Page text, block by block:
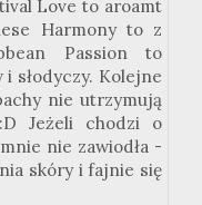
Love to aroamt
Harmony to z
Passion to
i słodyczy. Kolejne
nie utrzymują
Jeżeli chodzi o
nie zawiodła -
skóry i fajnie się